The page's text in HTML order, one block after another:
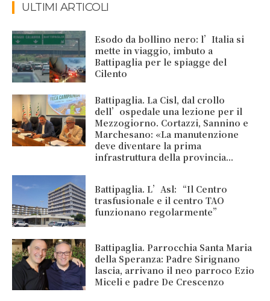
ULTIMI ARTICOLI
Esodo da bollino nero: l’Italia si
mette in viaggio, imbuto a
Battipaglia per le spiagge del
Cilento
Battipaglia. La Cisl, dal crollo
dell’ospedale una lezione per il
Mezzogiorno. Cortazzi, Sannino e
Marchesano: «La manutenzione
deve diventare la prima
infrastruttura della provincia...
Battipaglia. L’Asl: “Il Centro
trasfusionale e il centro TAO
funzionano regolarmente”
Battipaglia. Parrocchia Santa Maria
della Speranza: Padre Sirignano
lascia, arrivano il neo parroco Ezio
Miceli e padre De Crescenzo